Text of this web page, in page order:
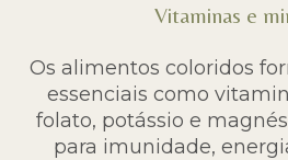
Vitaminas e
Os alimentos coloridos
essenciais como
folato, potássio e
para imunidade,